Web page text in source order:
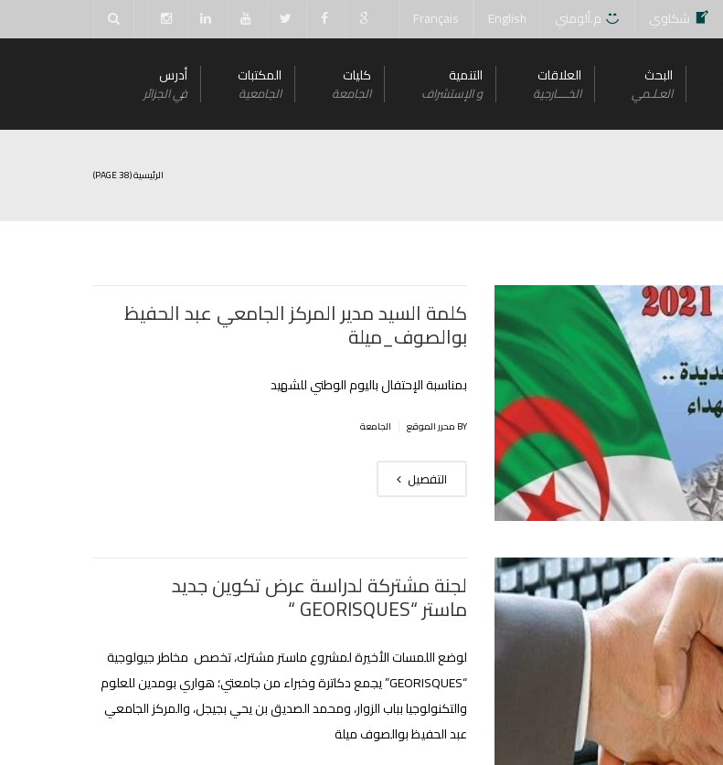
شكاوي م.ألومني English
Français
البحث
العـلـمي
العلاقات
الخــــارجية
التنمية
و اﻹستشراف
كليات
الجامعة
المكتبات
الجامعية
أدرس
في الجزائر
الرئيسية(PAGE 38)
كلمة السيد مدير المركز الجامعي عبد الحفيظ
بوالصوف_ميلة
بمناسبة الإحتفال باليوم الوطني للشهيد
BY محرر الموقع الجامعة
التفصيل
لجنة مشتركة لدراسة عرض تكوين جديد
ماستر “GEORISQUES “
لوضع اللمسات الأخيرة لمشروع ماستر مشترك، تخصص مخاطر جيولوجية
“GEORISQUES” يجمع دكاترة وخبراء من جامعتي؛ هواري بومدين للعلوم
والتكنولوجيا بباب الزوار، ومحمد الصديق بن يحي بجيجل، والمركز الجامعي
عبد الحفيظ بوالصوف ميلة